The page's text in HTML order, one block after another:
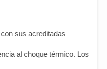
sus acreditadas
al choque térmico. Los